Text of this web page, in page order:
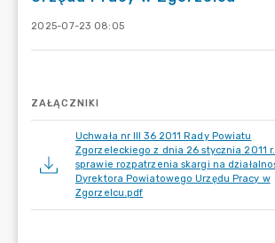
2025-07-23 08:05
ZAŁĄCZNIKI
Uchwała nr III 36 2011 Rady Powiatu
Zgorzeleckiego z dnia 26 stycznia 2011
sprawie rozpatrzenia skargi na
Dyrektora Powiatowego Urzędu Pracy w
Zgorzelcu.pdf